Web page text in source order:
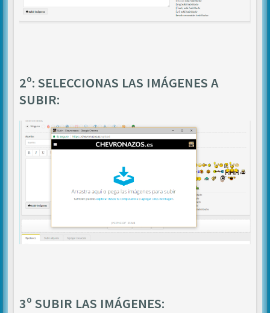
2º: SELECCIONAS LAS IMÁGENES A
SUBIR:
3º SUBIR LAS IMÁGENES: